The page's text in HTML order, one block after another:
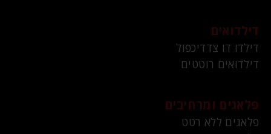
דילדואים
דילדו דו צדדיכפול
דילדואים רוטטים
פלאגים ומרחיבים
פלאגים ללא רטט